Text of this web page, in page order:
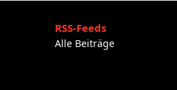
RSS-Feeds
Alle Beiträge